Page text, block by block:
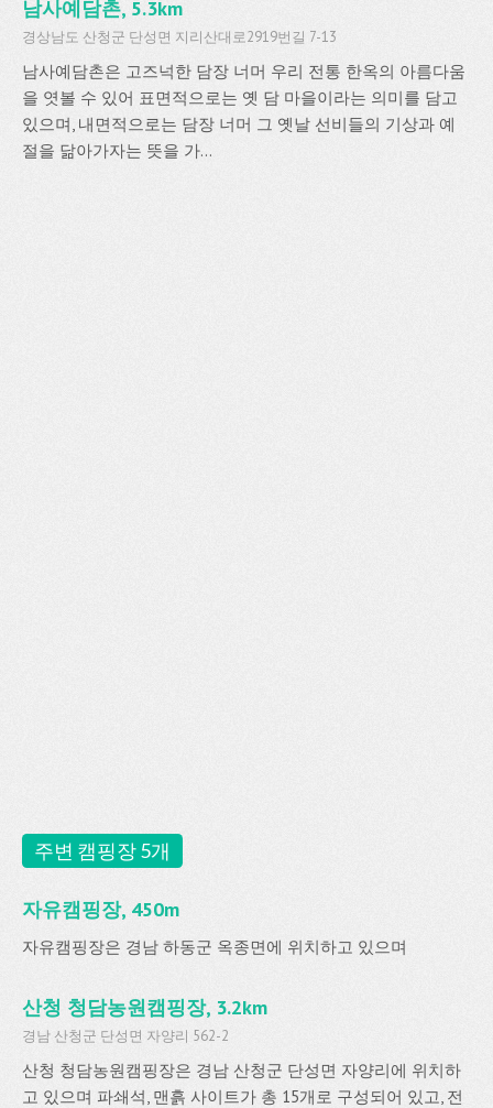
남사예담촌, 5.3km
경상남도 산청군 단성면 지리산대로2919번길 7-13
남사예담촌은 고즈넉한 담장 너머 우리 전통 한옥의 아름다움
을 엿볼 수 있어 표면적으로는 옛 담 마을이라는 의미를 담고
있으며, 내면적으로는 담장 너머 그 옛날 선비들의 기상과 예
절을 닮아가자는 뜻을 가...
주변 캠핑장 5개
자유캠핑장, 450m
자유캠핑장은 경남 하동군 옥종면에 위치하고 있으며
산청 청담농원캠핑장, 3.2km
경남 산청군 단성면 자양리 562-2
산청 청담농원캠핑장은 경남 산청군 단성면 자양리에 위치하
고 있으며 파쇄석, 맨흙 사이트가 총 15개로 구성되어 있고, 전